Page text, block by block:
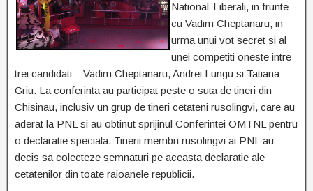
National-Liberali, in frunte
cu Vadim Cheptanaru, in
urma unui vot secret si al
unei competiti oneste intre
trei candidati – Vadim Cheptanaru, Andrei Lungu si Tatiana
Griu. La conferinta au participat peste o suta de tineri din
Chisinau, inclusiv un grup de tineri cetateni rusolingvi, care au
aderat la PNL si au obtinut sprijinul Conferintei OMTNL pentru
o declaratie speciala. Tinerii membri rusolingvi ai PNL au
decis sa colecteze semnaturi pe aceasta declaratie ale
cetatenilor din toate raioanele republicii.